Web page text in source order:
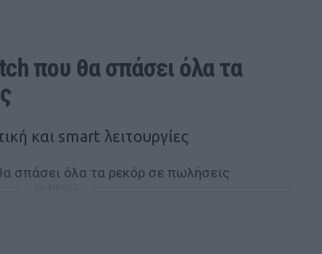
που θα σπάσει όλα τα
και smart λειτουργίες